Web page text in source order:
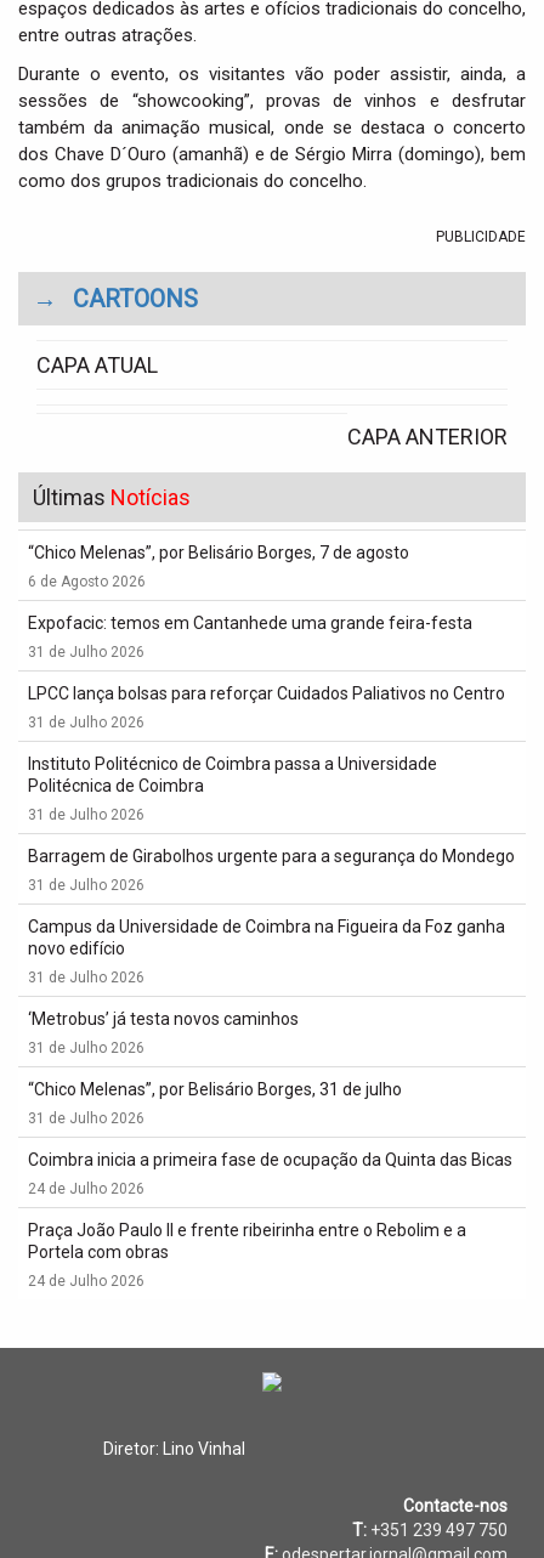
espaços dedicados às artes e ofícios tradicionais do concelho,
entre outras atrações.
Durante o evento, os visitantes vão poder assistir, ainda, a
sessões de “showcooking”, provas de vinhos e desfrutar
também da animação musical, onde se destaca o concerto
dos Chave D´Ouro (amanhã) e de Sérgio Mirra (domingo), bem
como dos grupos tradicionais do concelho.
PUBLICIDADE
→ CARTOONS
CAPA ATUAL
CAPA ANTERIOR
Últimas Notícias
“Chico Melenas”, por Belisário Borges, 7 de agosto
6 de Agosto 2026
Expofacic: temos em Cantanhede uma grande feira-festa
31 de Julho 2026
LPCC lança bolsas para reforçar Cuidados Paliativos no Centro
31 de Julho 2026
Instituto Politécnico de Coimbra passa a Universidade
Politécnica de Coimbra
31 de Julho 2026
Barragem de Girabolhos urgente para a segurança do Mondego
31 de Julho 2026
Campus da Universidade de Coimbra na Figueira da Foz ganha
novo edifício
31 de Julho 2026
‘Metrobus’ já testa novos caminhos
31 de Julho 2026
“Chico Melenas”, por Belisário Borges, 31 de julho
31 de Julho 2026
Coimbra inicia a primeira fase de ocupação da Quinta das Bicas
24 de Julho 2026
Praça João Paulo II e frente ribeirinha entre o Rebolim e a
Portela com obras
24 de Julho 2026
Diretor: Lino Vinhal
Contacte-nos
T: +351 239 497 750